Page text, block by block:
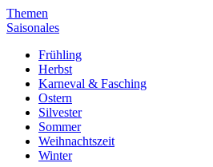
Themen
Saisonales
Frühling
Herbst
Karneval & Fasching
Ostern
Silvester
Sommer
Weihnachtszeit
Winter